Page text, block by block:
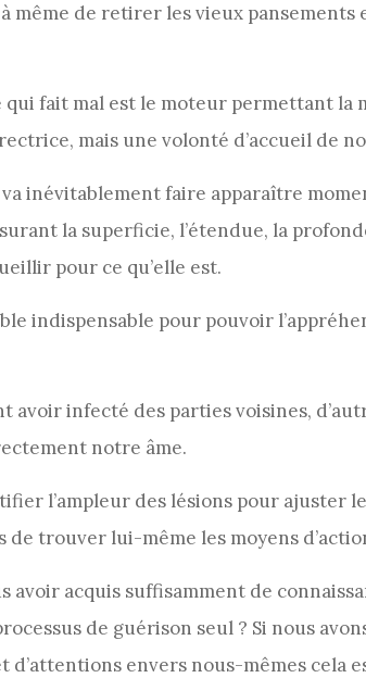
même de retirer les vieux
qui fait mal est le moteur permettant la
mais une volonté d’accueil de
inévitablement faire apparaître
la superficie, l’étendue, la
pour ce qu’elle est.
indispensable pour pouvoir
avoir infecté des parties voisines,
notre âme.
l’ampleur des lésions pour ajuster
trouver lui-même les moyens
avoir acquis suffisamment de
de guérison seul ? Si nous
d’attentions envers nous-mêmes cela